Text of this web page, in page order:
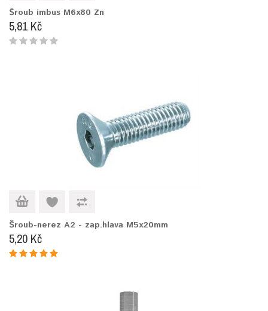
Šroub imbus M6x80 Zn
5,81 Kč
Šroub-nerez A2 - zap.hlava M5x20mm
5,20 Kč